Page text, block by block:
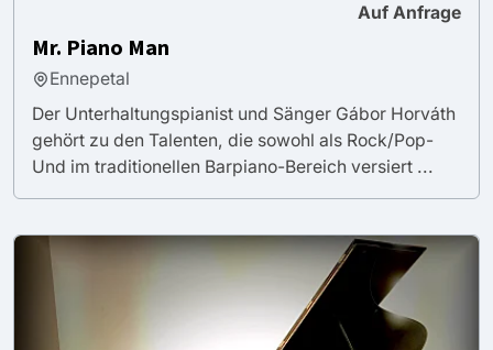
Auf Anfrage
Mr. Piano Man
Ennepetal
Der Unterhaltungspianist und Sänger Gábor Horváth
gehört zu den Talenten, die sowohl als Rock/Pop-
Und im traditionellen Barpiano-Bereich versiert ...